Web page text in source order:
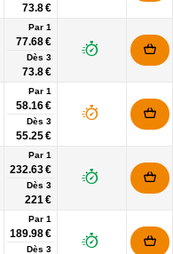
73.8 €
Par 1
77.68 €
Dès 3
73.8 €
Par 1
58.16 €
Dès 3
55.25 €
Par 1
232.63 €
Dès 3
221 €
Par 1
189.98 €
Dès 3